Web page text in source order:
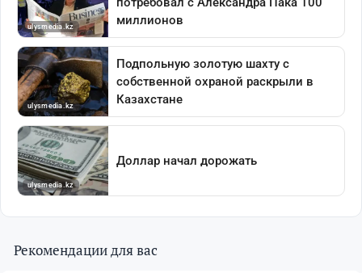
Рекомендации для вас